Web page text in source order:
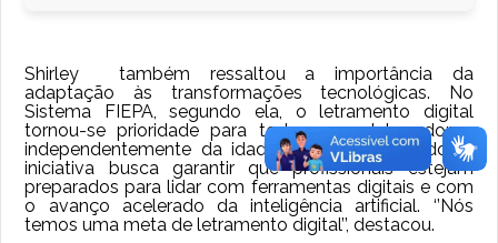
Shirley também ressaltou a importância da
adaptação às transformações tecnológicas. No
Sistema FIEPA, segundo ela, o letramento digital
tornou-se prioridade para todos os colaboradores,
independentemente da idade ou cargo ocupado. A
iniciativa busca garantir que profissionais estejam
preparados para lidar com ferramentas digitais e com
o avanço acelerado da inteligência artificial. ‘’Nós
temos uma meta de letramento digital’’, destacou.